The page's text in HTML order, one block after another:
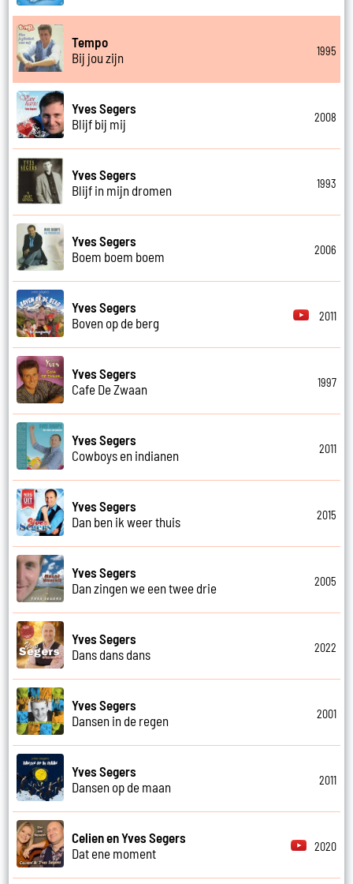
Tempo
Bij jou zijn
1995
Yves Segers
Blijf bij mij
2008
Yves Segers
Blijf in mijn dromen
1993
Yves Segers
Boem boem boem
2006
Yves Segers
Boven op de berg
2011
Yves Segers
Cafe De Zwaan
1997
Yves Segers
Cowboys en indianen
2011
Yves Segers
Dan ben ik weer thuis
2015
Yves Segers
Dan zingen we een twee drie
2005
Yves Segers
Dans dans dans
2022
Yves Segers
Dansen in de regen
2001
Yves Segers
Dansen op de maan
2011
Celien en Yves Segers
Dat ene moment
2020